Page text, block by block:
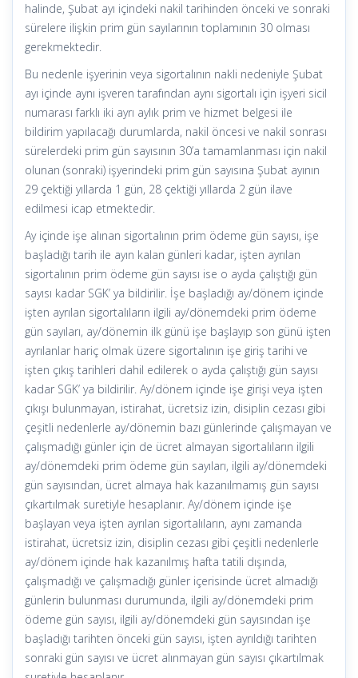
halinde, Şubat ayı içindeki nakil tarihinden önceki ve sonraki
sürelere ilişkin prim gün sayılarının toplamının 30 olması
gerekmektedir.
Bu nedenle işyerinin veya sigortalının nakli nedeniyle Şubat
ayı içinde aynı işveren tarafından aynı sigortalı için işyeri sicil
numarası farklı iki ayrı aylık prim ve hizmet belgesi ile
bildirim yapılacağı durumlarda, nakil öncesi ve nakil sonrası
sürelerdeki prim gün sayısının 30’a tamamlanması için nakil
olunan (sonraki) işyerindeki prim gün sayısına Şubat ayının
29 çektiği yıllarda 1 gün, 28 çektiği yıllarda 2 gün ilave
edilmesi icap etmektedir.
Ay içinde işe alınan sigortalının prim ödeme gün sayısı, işe
başladığı tarih ile ayın kalan günleri kadar, işten ayrılan
sigortalının prim ödeme gün sayısı ise o ayda çalıştığı gün
sayısı kadar SGK’ ya bildirilir. İşe başladığı ay/dönem içinde
işten ayrılan sigortalıların ilgili ay/dönemdeki prim ödeme
gün sayıları, ay/dönemin ilk günü işe başlayıp son günü işten
ayrılanlar hariç olmak üzere sigortalının işe giriş tarihi ve
işten çıkış tarihleri dahil edilerek o ayda çalıştığı gün sayısı
kadar SGK’ ya bildirilir. Ay/dönem içinde işe girişi veya işten
çıkışı bulunmayan, istirahat, ücretsiz izin, disiplin cezası gibi
çeşitli nedenlerle ay/dönemin bazı günlerinde çalışmayan ve
çalışmadığı günler için de ücret almayan sigortalıların ilgili
ay/dönemdeki prim ödeme gün sayıları, ilgili ay/dönemdeki
gün sayısından, ücret almaya hak kazanılmamış gün sayısı
çıkartılmak suretiyle hesaplanır. Ay/dönem içinde işe
başlayan veya işten ayrılan sigortalıların, aynı zamanda
istirahat, ücretsiz izin, disiplin cezası gibi çeşitli nedenlerle
ay/dönem içinde hak kazanılmış hafta tatili dışında,
çalışmadığı ve çalışmadığı günler içerisinde ücret almadığı
günlerin bulunması durumunda, ilgili ay/dönemdeki prim
ödeme gün sayısı, ilgili ay/dönemdeki gün sayısından işe
başladığı tarihten önceki gün sayısı, işten ayrıldığı tarihten
sonraki gün sayısı ve ücret alınmayan gün sayısı çıkartılmak